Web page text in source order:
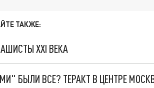
ТАКЖЕ:
XXI ВЕКА
БЫЛИ ВСЕ? ТЕРАКТ В ЦЕНТРЕ